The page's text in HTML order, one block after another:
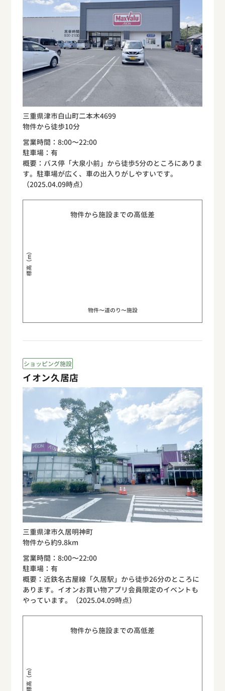
三重県津市白山町二本木4699
物件から徒歩10分
営業時間：8:00〜22:00
駐車場：有
概要：バス停「大泉小前」から徒歩5分のところにありま
す。駐車場が広く、車の出入りがしやすいです。
（2025.04.09時点）
物件から施設までの高低差
標高（m）
物件〜道のり〜施設
ショッピング施設
イオン久居店
三重県津市久居明神町
物件から約9.8km
営業時間：8:00〜22:00
駐車場：有
概要：近鉄名古屋線「久居駅」から徒歩26分のところに
あります。イオンお買い物アプリ会員限定のイベントも
やっています。（2025.04.09時点）
物件から施設までの高低差
標高（m）